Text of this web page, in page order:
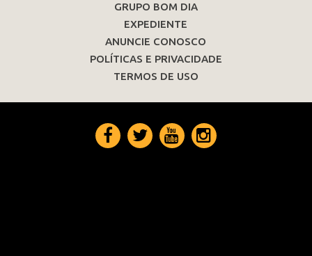
GRUPO BOM DIA
EXPEDIENTE
ANUNCIE CONOSCO
POLÍTICAS E PRIVACIDADE
TERMOS DE USO